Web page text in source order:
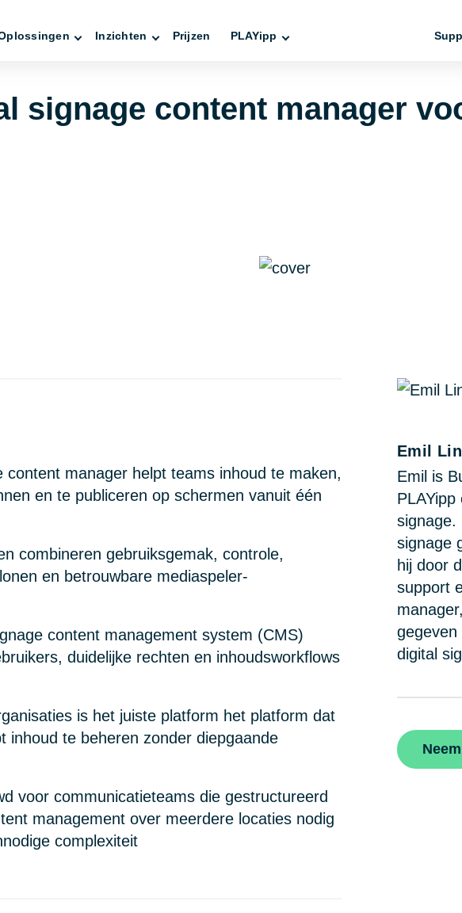
Inzichten Prijzen PLAYipp
signage content manager
content manager helpt teams inhoud te maken,
en te publiceren op schermen vanuit één
combineren gebruiksgemak, controle,
en betrouwbare mediaspeler-
content management system (CMS)
duidelijke rechten en inhoudsworkflows
is het juiste platform het platform dat
inhoud te beheren zonder diepgaande
voor communicatieteams die gestructureerd
management over meerdere locaties nodig
complexiteit
Emil
Emil is
signage.
signage
hij door
support
gegeven
digital